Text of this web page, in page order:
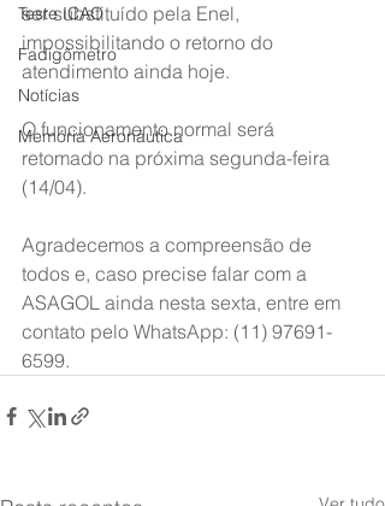
Teste ICAO
Fadigômetro
Notícias
Memória Aeronáutica
ser substituído pela Enel,
impossibilitando o retorno do
atendimento ainda hoje.
O funcionamento normal será
retomado na próxima segunda-feira
(14/04).
Agradecemos a compreensão de
todos e, caso precise falar com a
ASAGOL ainda nesta sexta, entre em
contato pelo WhatsApp: (11) 97691-
6599.